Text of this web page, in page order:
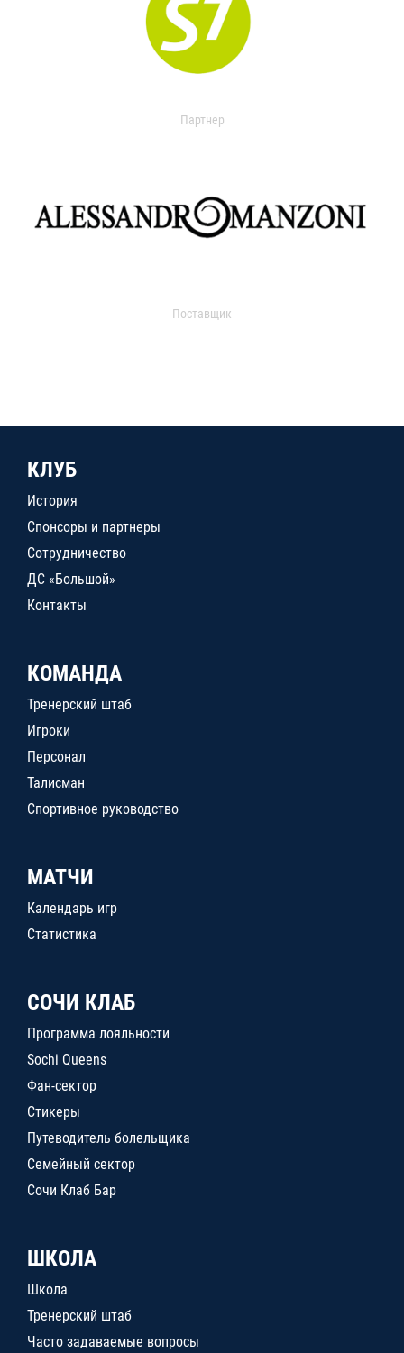
Партнер
Поставщик
КЛУБ
История
Спонсоры и партнеры
Сотрудничество
ДС «Большой»
Контакты
КОМАНДА
Тренерский штаб
Игроки
Персонал
Талисман
Спортивное руководство
МАТЧИ
Календарь игр
Статистика
СОЧИ КЛАБ
Программа лояльности
Sochi Queens
Фан-сектор
Стикеры
Путеводитель болельщика
Семейный сектор
Сочи Клаб Бар
ШКОЛА
Школа
Тренерский штаб
Часто задаваемые вопросы